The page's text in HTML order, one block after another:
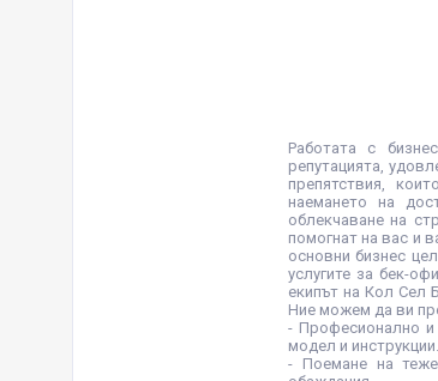
Работата с
репутацията,
препятствия,
наемането на
облекчаване на
помогнат на вас и
основни бизнес
услугите за бек-
екипът на Кол Сел
Ние можем да ви
- Професионално и
модел и инструкции.
- Поемане на